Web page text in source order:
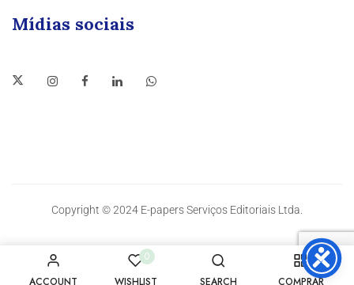
ACCOUNT
0
WISHLIST
SEARCH COMPRAR
Mídias sociais
Copyright © 2024 E-papers Serviços Editoriais Ltda.